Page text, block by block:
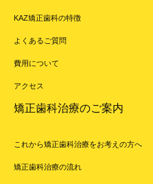
KAZ矯正歯科の特徴
よくあるご質問
費用について
アクセス
矯正歯科治療のご案内
これから矯正歯科治療をお考えの方へ
矯正歯科治療の流れ